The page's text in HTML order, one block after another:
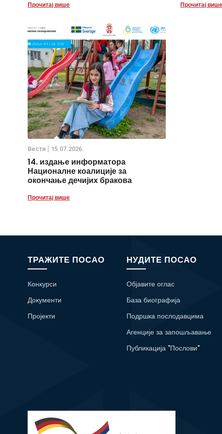
Прочитај више Прочитај више
Вести 15.07.2026.
14. издање информатора
Националне коалиције за
окончање дечијих бракова
Прочитај више
ТРАЖИТЕ ПОСАО
Конкурси
Документи
Пројекти
НУДИТЕ ПОСАО
Објавите оглас
База биографија
Подршка послодавцима
Агенције за запошљавање
Публикација "Послови"